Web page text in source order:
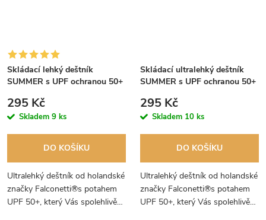
Skládací lehký deštník
SUMMER s UPF ochranou 50+
295 Kč
Skladem 9 ks
DO KOŠÍKU
Ultralehký deštník od holandské
značky Falconetti®s potahem
UPF 50+, který Vás spolehlivě
Skládací ultralehký deštník
SUMMER s UPF ochranou 50+
295 Kč
Skladem 10 ks
DO KOŠÍKU
Ultralehký deštník od holandské
značky Falconetti®s potahem
UPF 50+, který Vás spolehlivě